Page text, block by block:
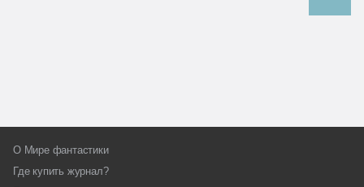
О Мире фантастики
Где купить журнал?